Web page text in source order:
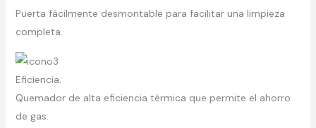
Puerta fácilmente desmontable para facilitar una limpieza
completa.
Eficiencia.
Quemador de alta eficiencia térmica que permite el ahorro
de gas.